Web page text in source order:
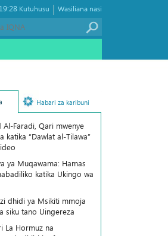
Wasiliana nasi
|
Kutuhusu
Habari za karibuni
Al-Faradi, Qari mwenye
katika “Dawlat al-Tilawa”
ya Muqawama: Hamas
katika Ukingo wa
dhidi ya Msikiti mmoja
siku tano Uingereza
La Hormuz na